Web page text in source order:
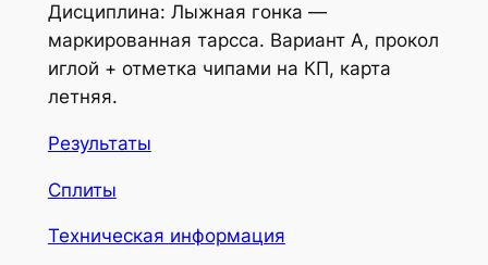
Дисциплина: Лыжная гонка —
маркированная тарсса. Вариант А, прокол
иглой + отметка чипами на КП, карта
летняя.
Результаты
Сплиты
Техническая информация